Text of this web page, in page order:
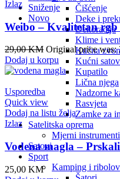
Čišćenje
Deke i
Dekoracija
Klime i
Kućna
Kućni
Kupatilo
Lična njega
Nadzorne
Rasvjeta
Zamke za
Satelitska oprema
Mjerni instrumenti
Satovi
Sport
Kamping i ribolov
Sniženje
Novo
Izlaz
Weibo – Kvalitetan
29,00KM Original price was:
Dodaj u korpu
Usporedba
Quick view
Dodaj na listu želja
Izlaz
Vodena magla –
25,00 KM